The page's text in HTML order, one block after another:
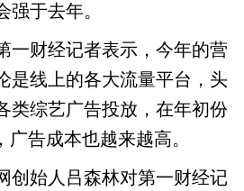
强于去年。
财经记者表示，今年的营
是线上的各大流量平台，头
类综艺广告投放，在年初份
广告成本也越来越高。
始人吕森林对第一财经记